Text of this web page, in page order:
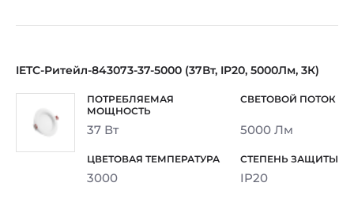
IETC-Ритейл-843073-37-5000 (37Вт, IP20, 5000Лм, 3К)
37 Вт 5000 Лм
3000 IP20